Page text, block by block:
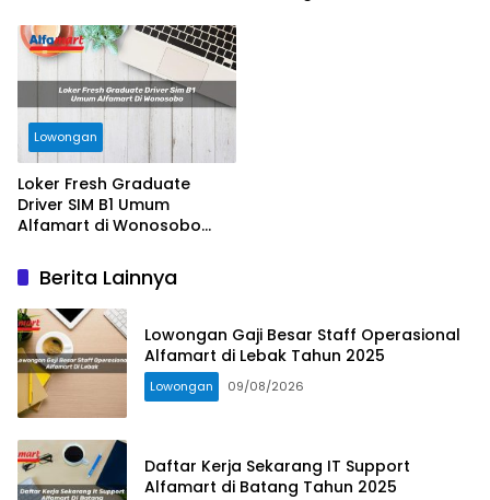
Lowongan
Loker Fresh Graduate
Driver SIM B1 Umum
Alfamart di Wonosobo
Berita Lainnya
Lowongan Gaji Besar Staff Operasional
Alfamart di Lebak Tahun 2025
Lowongan 09/08/2026
Daftar Kerja Sekarang IT Support
Alfamart di Batang Tahun 2025